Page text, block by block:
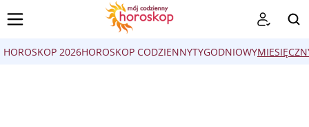
HOROSKOP 2026HOROSKOP CODZIENNYTYGODNIOWY